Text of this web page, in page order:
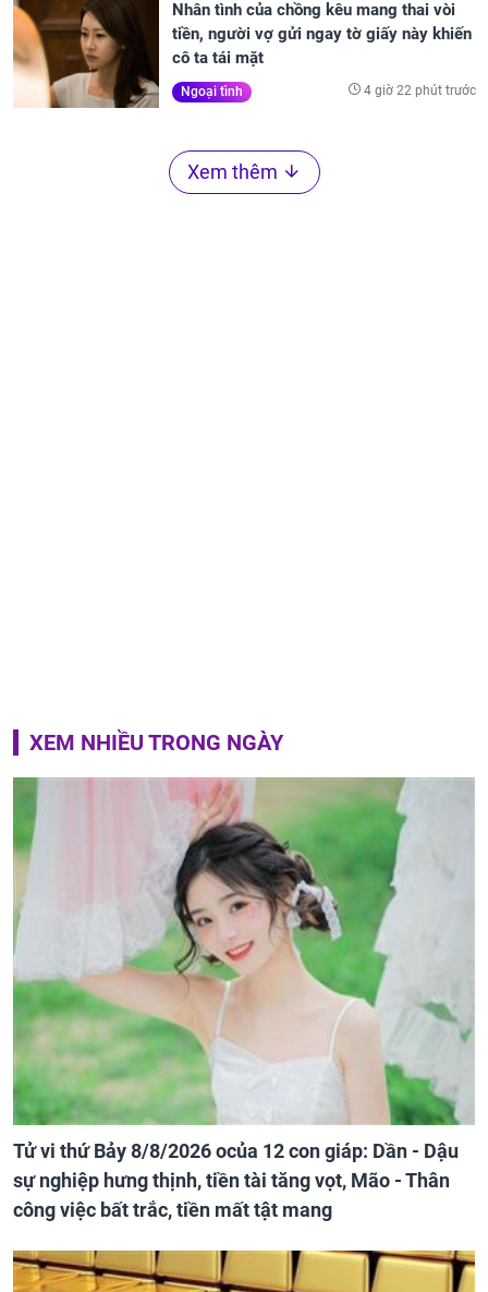
Nhân tình của chồng kêu mang thai vòi
tiền, người vợ gửi ngay tờ giấy này khiến
cô ta tái mặt
Ngoại tình 4 giờ 22 phút trước
Xem thêm
XEM NHIỀU TRONG NGÀY
Tử vi thứ Bảy 8/8/2026 ocủa 12 con giáp: Dần - Dậu
sự nghiệp hưng thịnh, tiền tài tăng vọt, Mão - Thân
công việc bất trắc, tiền mất tật mang